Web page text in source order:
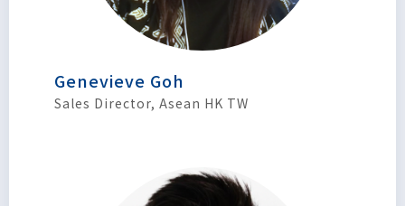
Genevieve Goh
Sales Director, Asean HK TW